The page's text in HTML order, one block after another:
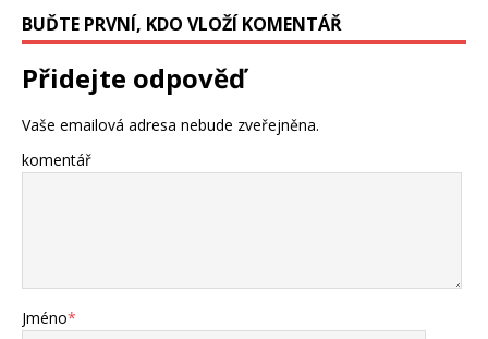
BUĎTE PRVNÍ, KDO VLOŽÍ KOMENTÁŘ
Přidejte odpověď
Vaše emailová adresa nebude zveřejněna.
komentář
Jméno*